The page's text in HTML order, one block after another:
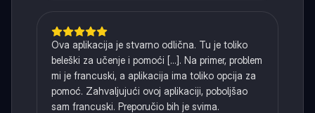
Ova aplikacija je stvarno odlična. Tu je toliko
beleški za učenje i pomoći [...]. Na primer, problem
mi je francuski, a aplikacija ima toliko opcija za
pomoć. Zahvaljujući ovoj aplikaciji, poboljšao
sam francuski. Preporučio bih je svima.